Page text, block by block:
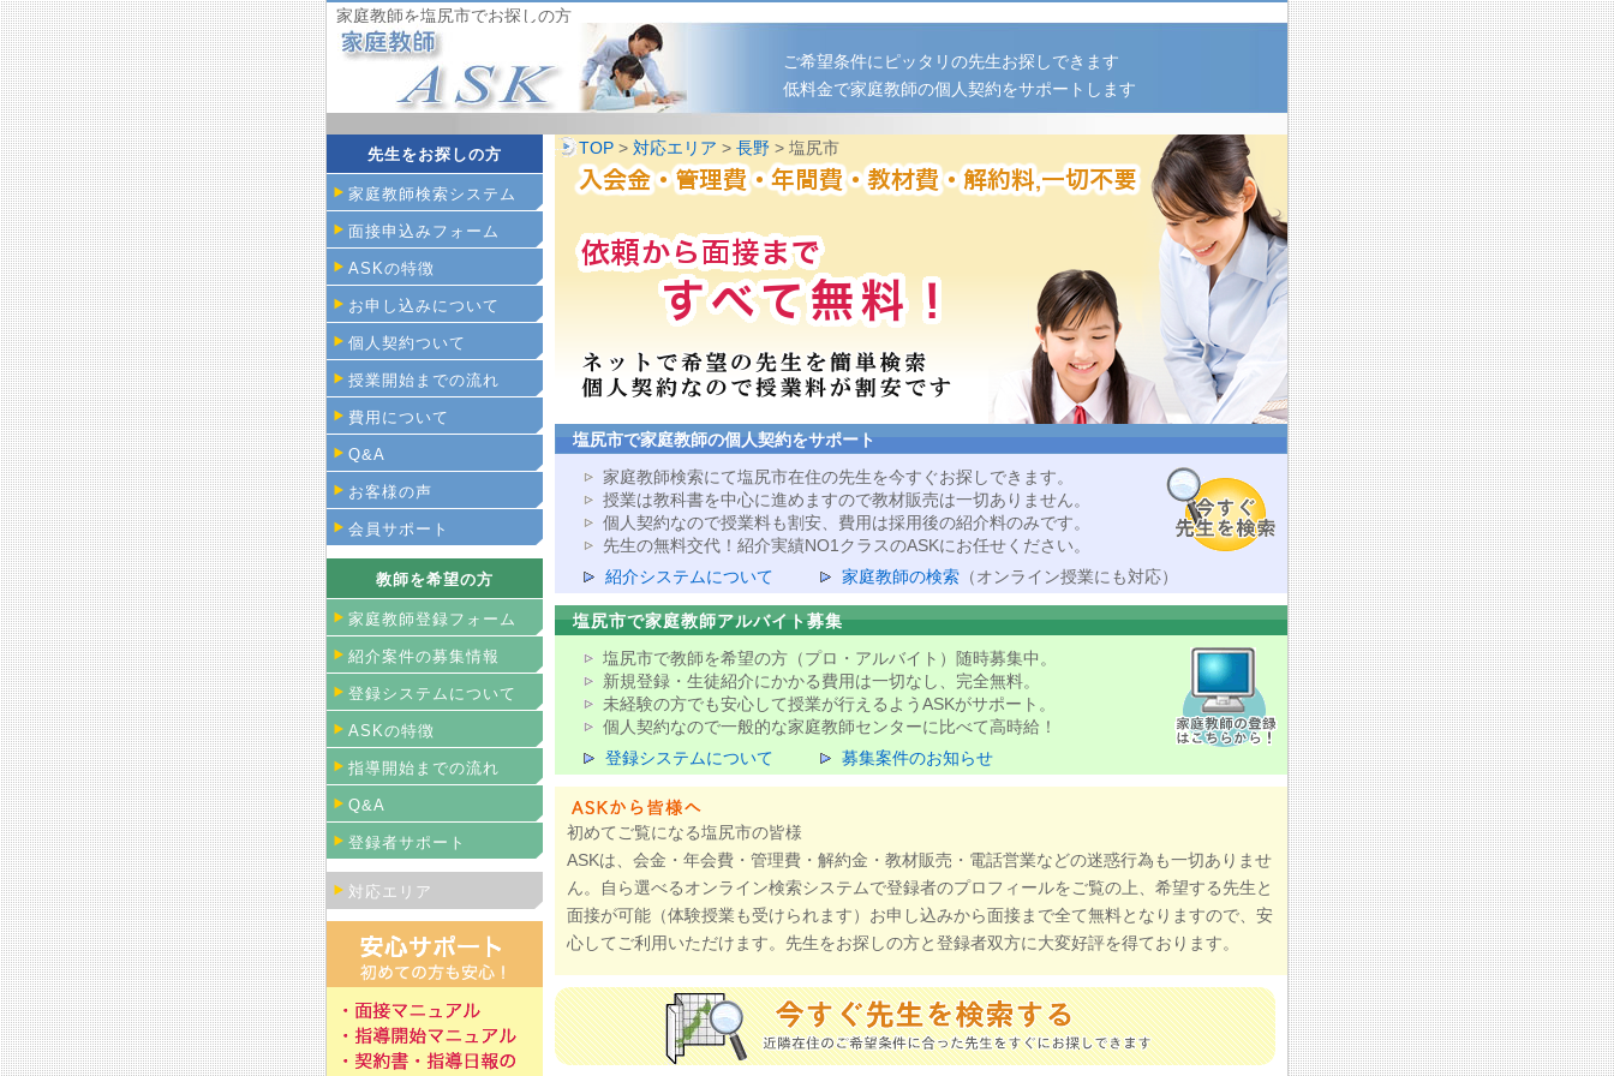
家庭教師を塩尻市でお探しの方
ご希望条件にピッタリの先生お探しできます
低料金で家庭教師の個人契約をサポートします
TOP > 対応エリア > 長野 > 塩尻市
塩尻市で家庭教師の個人契約をサポート
家庭教師検索にて塩尻市在住の先生を今すぐお探しできます。
授業は教科書を中心に進めますので教材販売は一切ありません。
個人契約なので授業料も割安、費用は採用後の紹介料のみです。
先生の無料交代！紹介実績NO1クラスのASKにお任せください。
紹介システムについて
家庭教師の検索 （オンライン授業にも対応）
塩尻市で家庭教師アルバイト募集
塩尻市で教師を希望の方（プロ・アルバイト）随時募集中。
新規登録・生徒紹介にかかる費用は一切なし、完全無料。
未経験の方でも安心して授業が行えるようASKがサポート。
個人契約なので一般的な家庭教師センターに比べて高時給！
登録システムについて
募集案件のお知らせ
初めてご覧になる塩尻市の皆様
ASKは、会金・年会費・管理費・解約金・教材販売・電話営業などの迷惑行為も一切ありませ
ん。自ら選べるオンライン検索システムで登録者のプロフィールをご覧の上、希望する先生と
面接が可能（体験授業も受けられます）お申し込みから面接まで全て無料となりますので、安
心してご利用いただけます。先生をお探しの方と登録者双方に大変好評を得ております。
先生をお探しの方
家庭教師検索システム
面接申込みフォーム
ASKの特徴
お申し込みについて
個人契約ついて
授業開始までの流れ
費用について
Q&A
お客様の声
会員サポート
教師を希望の方
家庭教師登録フォーム
紹介案件の募集情報
登録システムについて
ASKの特徴
指導開始までの流れ
Q&A
登録者サポート
対応エリア